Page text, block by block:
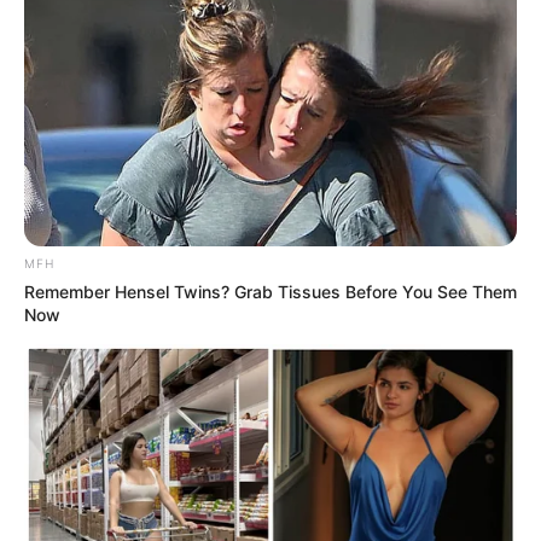
Selain itu, ada juga
Park Yoo Nadan Min Do Hee sebagai
karakter utama lainnya. Park Yoo Na sebelumnya sukses dengan
drama yang berjudulTrue Beauty(2020).
Sementara itu, Min Do Hee pernah tampil di drama berjudulSo I
Married an Anti-Fan(2021).
MFH
Remember Hensel Twins? Grab Tissues Before You See Them
Now